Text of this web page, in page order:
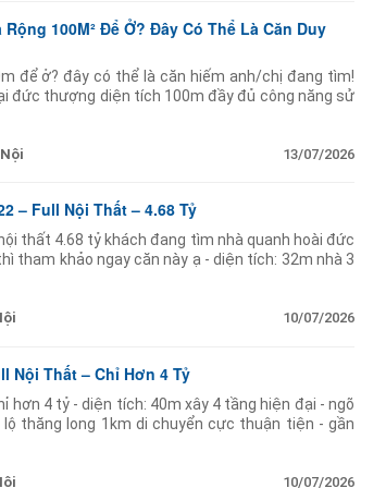
100M² Để Ở? Đây Có Thể Là Căn Duy
để ở? đây có thể là căn hiếm anh/chị đang tìm!
đức thượng diện tích 100m đầy đủ công năng sử
13/07/2026
– Full Nội Thất – 4.68 Tỷ
thất 4.68 tỷ khách đang tìm nhà quanh hoài đức
tham khảo ngay căn này ạ - diện tích: 32m nhà 3
10/07/2026
Nội Thất – Chỉ Hơn 4 Tỷ
hơn 4 tỷ - diện tích: 40m xây 4 tầng hiện đại - ngõ
thăng long 1km di chuyển cực thuận tiện - gần
10/07/2026